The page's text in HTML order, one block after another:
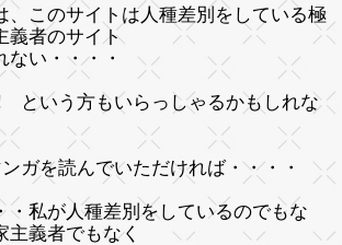
、このサイトは人種差別をしている極
義者のサイト
ない・・・・
という方もいらっしゃるかもしれな
ガを読んでいただければ・・・・
・私が人種差別をしているのでもな
主義者でもなく